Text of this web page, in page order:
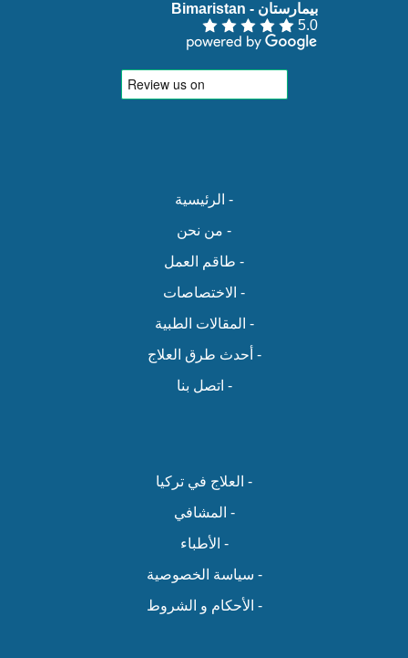
بيمارستان - Bimaristan‏
5.0
- الرئيسية
- من نحن
- طاقم العمل
- الاختصاصات
- المقالات الطبية
- أحدث طرق العلاج
- اتصل بنا
- العلاج في تركيا
- المشافي
- الأطباء
- سياسة الخصوصية
- الأحكام و الشروط